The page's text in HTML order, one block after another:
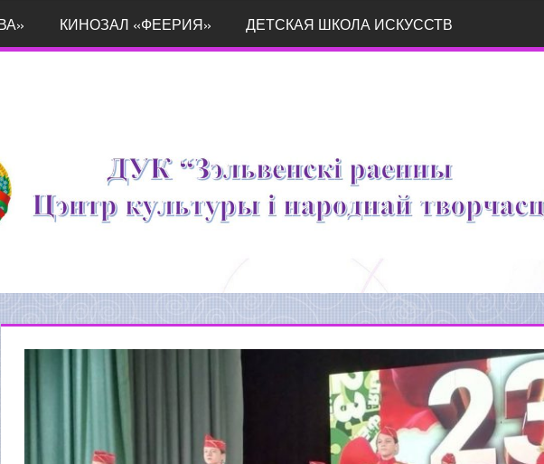
КИНОЗАЛ «ФЕЕРИЯ» ДЕТСКАЯ ШКОЛА ИСКУССТВ